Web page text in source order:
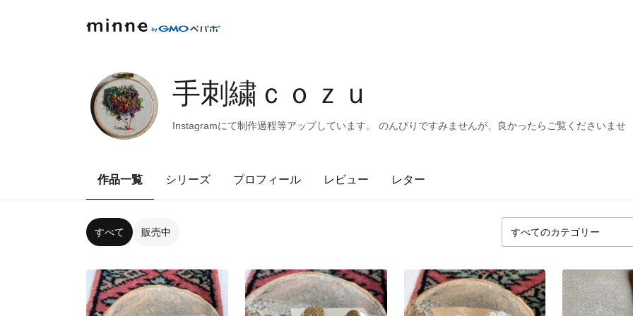
手刺繍ｃｏｚｕ
Instagramにて制作過程等アップしています。 のんびりですみませんが、良かったらご覧くださいませ
作品一覧 シリーズ プロフィール レビュー レター
すべて 販売中